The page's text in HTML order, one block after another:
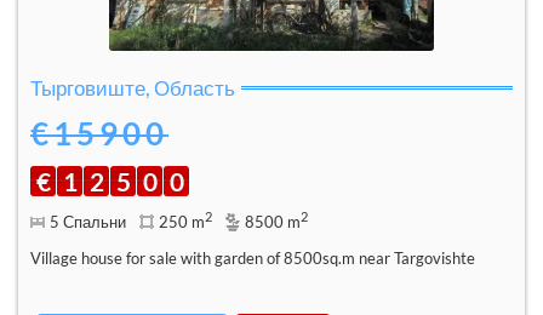
Тырговиште, Область
€15900
€ 1 2 5 0 0
5 Спальни 250 m2 8500 m2
Village house for sale with garden of 8500sq.m near Targovishte